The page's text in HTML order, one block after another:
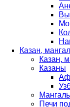
Казан,
Казан,
Казаны
Печи